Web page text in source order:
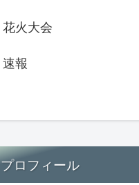
花火大会
速報
プロフィール